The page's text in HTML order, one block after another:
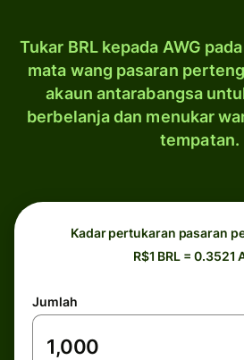
Tukar BRL kepada AWG
mata wang pasaran
akaun antarabangsa
berbelanja dan menukar
tempatan.
Kadar pertukaran pasaran
R$1 BRL = 0.3521
Jumlah